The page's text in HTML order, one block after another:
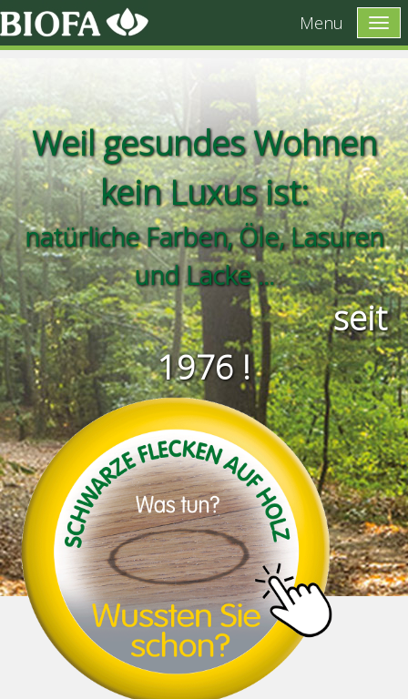
Menu
Weil gesundes Wohnen
kein Luxus ist:
natürliche Farben, Öle, Lasuren
und Lacke ...
seit
1976 !